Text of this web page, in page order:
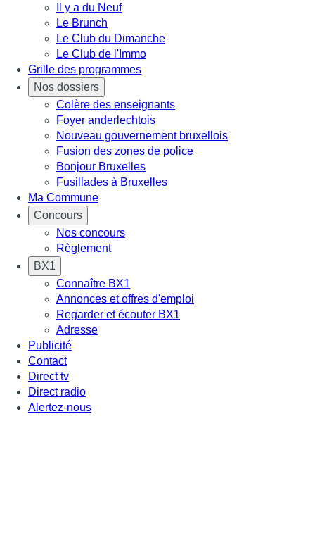
Il y a du Neuf
Le Brunch
Le Club du Dimanche
Le Club de l'Immo
Grille des programmes
Nos dossiers
Colère des enseignants
Foyer anderlechtois
Nouveau gouvernement bruxellois
Fusion des zones de police
Bonjour Bruxelles
Fusillades à Bruxelles
Ma Commune
Concours
Nos concours
Règlement
BX1
Connaître BX1
Annonces et offres d'emploi
Regarder et écouter BX1
Adresse
Publicité
Contact
Direct tv
Direct radio
Alertez-nous